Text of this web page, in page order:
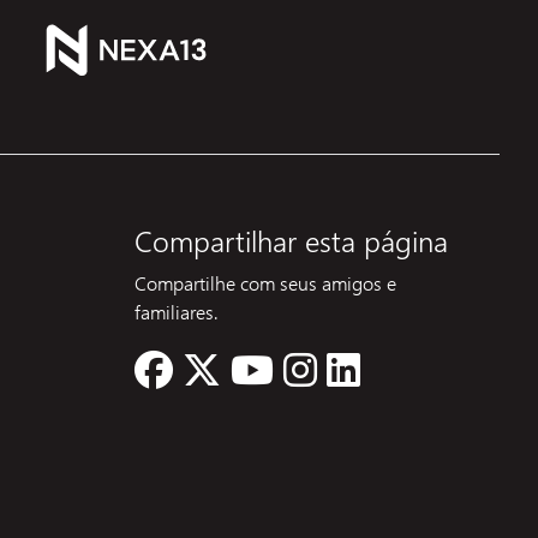
Compartilhar esta página
Compartilhe com seus amigos e
familiares.